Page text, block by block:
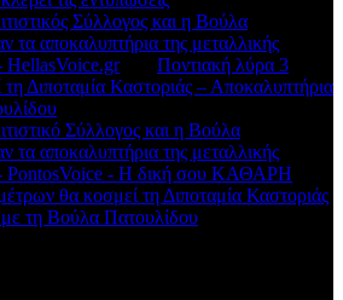
Σύλλογος και η Βούλα
τα αποκαλυπτήρια της μεταλλικής
HellasVoice.grστο Ποντιακή λύρα 3
Διποταμία Καστοριάς – Αποκαλυπτήρια
Σύλλογος και η Βούλα
τα αποκαλυπτήρια της μεταλλικής
- PontosVoice - H δική σου ΚΑΘΑΡΗ
θα κοσμεί τη Διποταμία Καστοριάς
τη Βούλα Πατουλίδου